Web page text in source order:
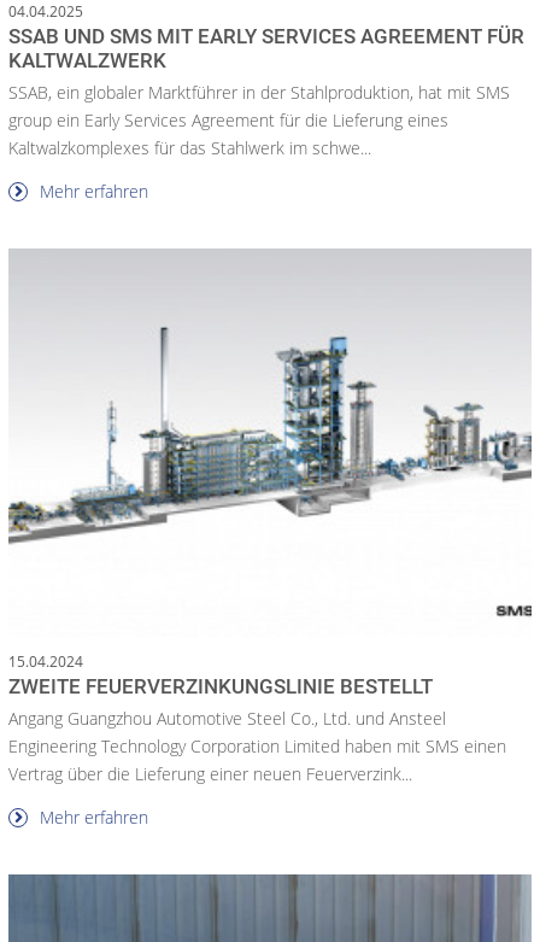
04.04.2025
SSAB UND SMS MIT EARLY SERVICES AGREEMENT FÜR
KALTWALZWERK
SSAB, ein globaler Marktführer in der Stahlproduktion, hat mit SMS
group ein Early Services Agreement für die Lieferung eines
Kaltwalzkomplexes für das Stahlwerk im schwe...
Mehr erfahren
15.04.2024
ZWEITE FEUERVERZINKUNGSLINIE BESTELLT
Angang Guangzhou Automotive Steel Co., Ltd. und Ansteel
Engineering Technology Corporation Limited haben mit SMS einen
Vertrag über die Lieferung einer neuen Feuerverzink...
Mehr erfahren